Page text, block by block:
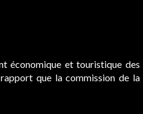
économique et touristique des
que la commission de la